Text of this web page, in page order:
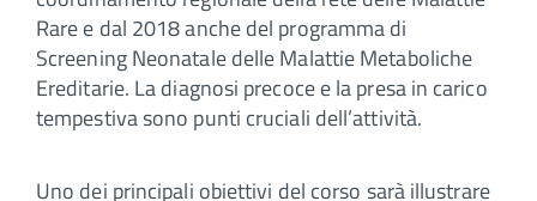
Rare e dal 2018 anche del programma di
Screening Neonatale delle Malattie Metaboliche
Ereditarie. La diagnosi precoce e la presa in carico
tempestiva sono punti cruciali dell’attività.
Uno dei principali obiettivi del corso sarà illustrare